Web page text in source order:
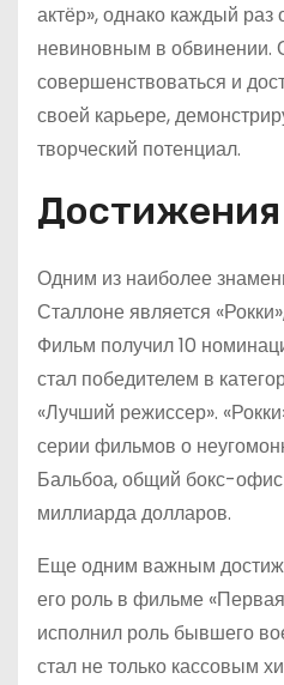
актёр», однако каждый
невиновным в обвинении.
совершенствоваться и
своей карьере,
творческий потенциал.
Одним из наиболее
Сталлоне является
Фильм получил 10
стал победителем в
«Лучший режиссер».
серии фильмов о
Бальбоа, общий бокс-
миллиарда долларов.
Еще одним важным
его роль в фильме
исполнил роль бывшего
стал не только кассовым